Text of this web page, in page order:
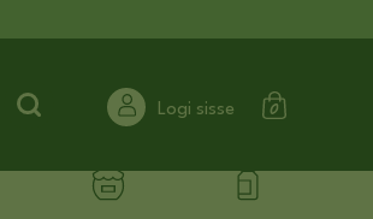
Search for:
Logi sisse